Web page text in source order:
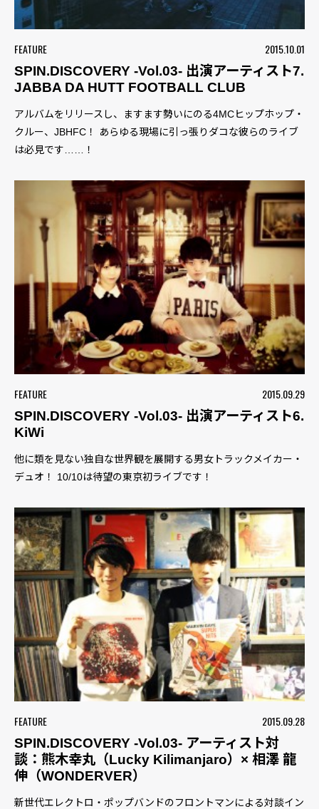
FEATURE
2015.10.01
SPIN.DISCOVERY -Vol.03- 出演アーティスト7.
JABBA DA HUTT FOOTBALL CLUB
アルバムをリリースし、ますます勢いにのる4MCヒップホップ・
クルー、JBHFC！ あらゆる現場に引っ張りダコな彼らのライブ
は必見です……！
FEATURE
2015.09.29
SPIN.DISCOVERY -Vol.03- 出演アーティスト6.
KiWi
他に類を見ない独自な世界観を展開する男女トラックメイカー・
デュオ！ 10/10は待望の東京初ライブです！
FEATURE
2015.09.28
SPIN.DISCOVERY -Vol.03- アーティスト対
談：熊木幸丸（Lucky Kilimanjaro）× 相澤 龍
伸（WONDERVER）
新世代エレクトロ・ポップバンドのフロントマンによる対談イン